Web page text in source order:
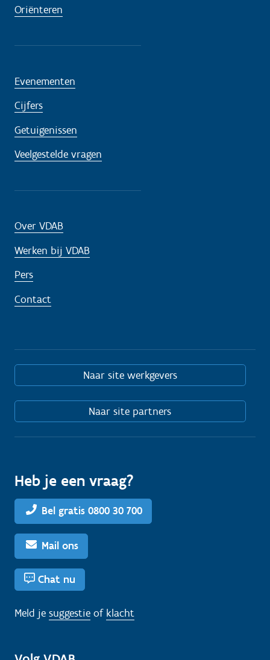
Oriënteren
Evenementen
Cijfers
Getuigenissen
Veelgestelde vragen
Over VDAB
Werken bij VDAB
Pers
Contact
Naar site werkgevers
Naar site partners
Heb je een vraag?
Bel gratis 0800 30 700
Mail ons
Chat nu
Meld je suggestie of klacht